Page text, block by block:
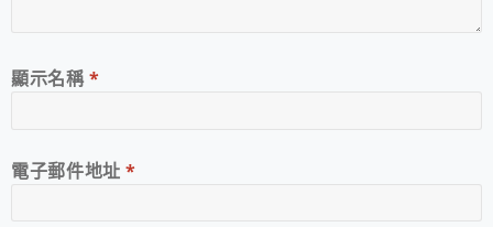
顯示名稱*
電子郵件地址*